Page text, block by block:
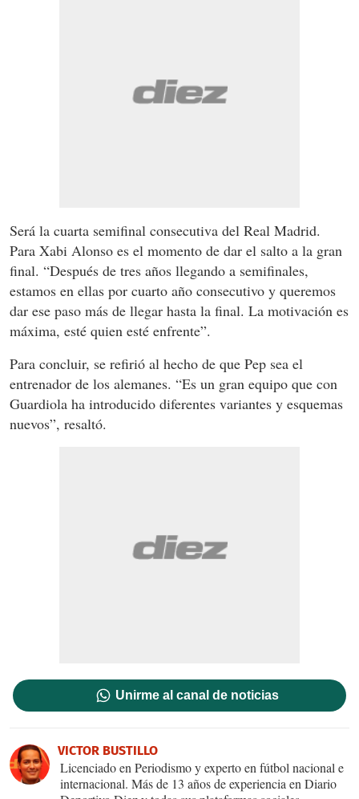
Será la cuarta semifinal consecutiva del Real Madrid.
Para Xabi Alonso es el momento de dar el salto a la gran
final. “Después de tres años llegando a semifinales,
estamos en ellas por cuarto año consecutivo y queremos
dar ese paso más de llegar hasta la final. La motivación es
máxima, esté quien esté enfrente”.
Para concluir, se refirió al hecho de que Pep sea el
entrenador de los alemanes. “Es un gran equipo que con
Guardiola ha introducido diferentes variantes y esquemas
nuevos”, resaltó.
Unirme al canal de noticias
VICTOR BUSTILLO
Licenciado en Periodismo y experto en fútbol nacional e
internacional. Más de 13 años de experiencia en Diario